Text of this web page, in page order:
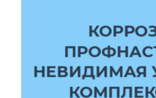
НЕВИДИМАЯ